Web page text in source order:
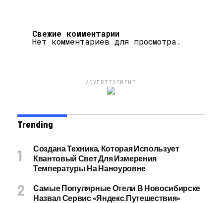
Свежие комментарии
Нет комментариев для просмотра.
ADVERTISEMENT
Trending
Создана Техника, Которая Использует
Квантовый Свет Для Измерения
Температуры На Наноуровне
Самые Популярные Отели В Новосибирске
Назвал Сервис «Яндекс.Путешествия»